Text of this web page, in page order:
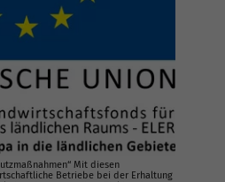
Mit diesen
Betriebe bei der Erhaltung